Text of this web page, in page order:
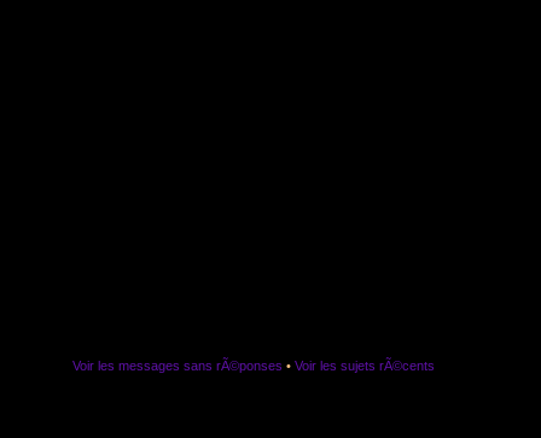
Voir les messages sans rÃ©ponses • Voir les sujets rÃ©cents